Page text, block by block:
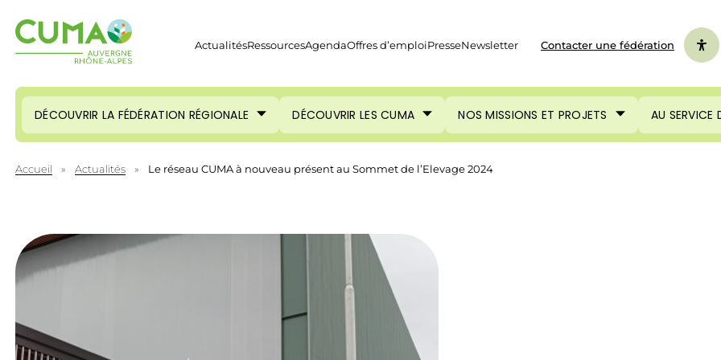
ActualitésRessourcesAgendaOffres d’emploiPresseNewsletter Contacter une fédération
DÉCOUVRIR LA FÉDÉRATION RÉGIONALE DÉCOUVRIR LES CUMA NOS MISSIONS ET PROJETS AU SERVICE
Accueil » Actualités » Le réseau CUMA à nouveau présent au Sommet de l’Elevage 2024